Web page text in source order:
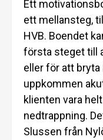
Ett
ett mellansteg,
HVB. Boendet
första steget till
eller för att
uppkommen
klienten vara
nedtrappning.
Slussen från